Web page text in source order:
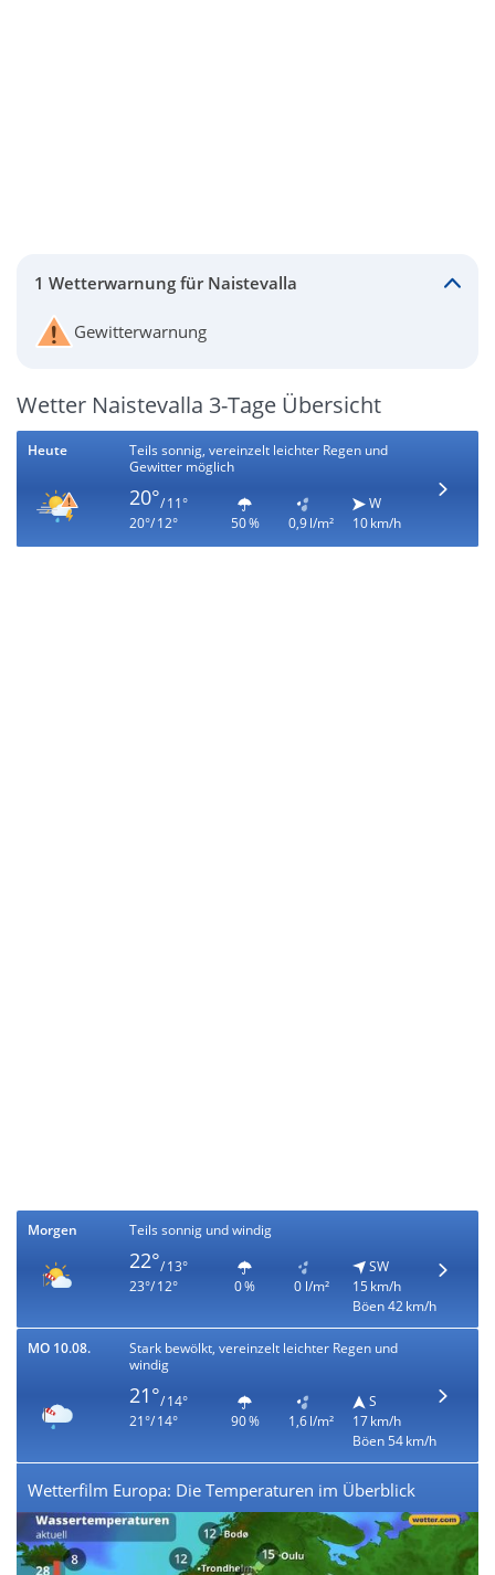
1 Wetterwarnung für Naistevalla
Gewitterwarnung
Wetter Naistevalla 3-Tage Übersicht
Heute
Teils sonnig, vereinzelt leichter Regen und
Gewitter möglich
20°/ 11°
20°/ 12°
50 % 0,9 l/m²
W
10 km/h
Morgen Teils sonnig und windig
22°/ 13°
23°/ 12°
0 % 0 l/m²
SW
15 km/h
Böen 42 km/h
MO 10.08.
Stark bewölkt, vereinzelt leichter Regen und
windig
21°/ 14°
21°/ 14°
90 % 1,6 l/m²
S
17 km/h
Böen 54 km/h
Wetterfilm Europa: Die Temperaturen im Überblick